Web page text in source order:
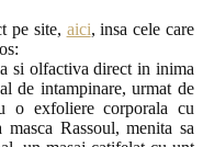
pe site, aici, insa cele care
si olfactiva direct in inima
de intampinare, urmat de
o exfoliere corporala cu
Rassoul, menita sa